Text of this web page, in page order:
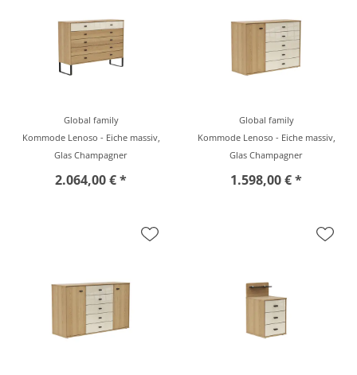
Global family
Kommode Lenoso - Eiche massiv,
Glas Champagner
2.064,00 € *
Global family
Kommode Lenoso - Eiche massiv,
Glas Champagner
1.598,00 € *